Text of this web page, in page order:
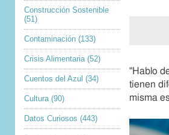
Construcción Sostenible
(51)
Contaminación (133)
Crisis Alimentaria (52)
Cuentos del Azul (34)
Cultura (90)
Datos Curiosos (443)
n
d
e
a
"Hablo
tienen
misma